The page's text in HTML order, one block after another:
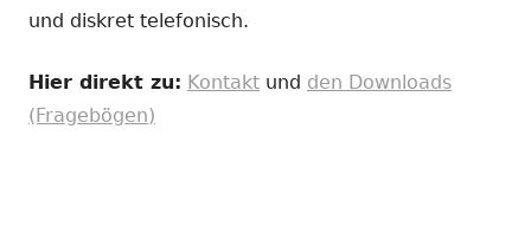
und diskret telefonisch.
Hier direkt zu: Kontakt und den Downloads
(Fragebögen)